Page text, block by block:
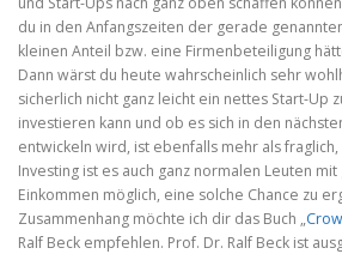
du in den Anfangszeiten der gerade
kleinen Anteil bzw. eine Firmenbeteiligung
Dann wärst du heute wahrscheinlich sehr
sicherlich nicht ganz leicht ein nettes Start-Up
investieren kann und ob es sich in den
entwickeln wird, ist ebenfalls mehr als
Investing ist es auch ganz normalen Leuten
Einkommen möglich, eine solche Chance zu
Zusammenhang möchte ich dir das Buch „
Ralf Beck empfehlen. Prof. Dr. Ralf Beck ist